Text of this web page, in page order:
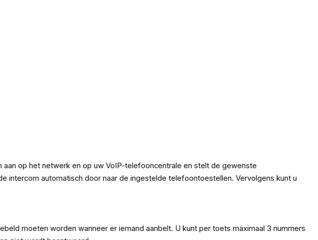
op het netwerk en op uw VoIP-telefooncentrale en stelt de gewenste
intercom automatisch door naar de ingestelde telefoontoestellen. Vervolgens kunt u
moeten worden wanneer er iemand aanbelt. U kunt per toets maximaal 3 nummers